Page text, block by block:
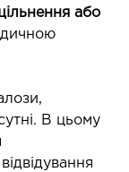
або
В цьому